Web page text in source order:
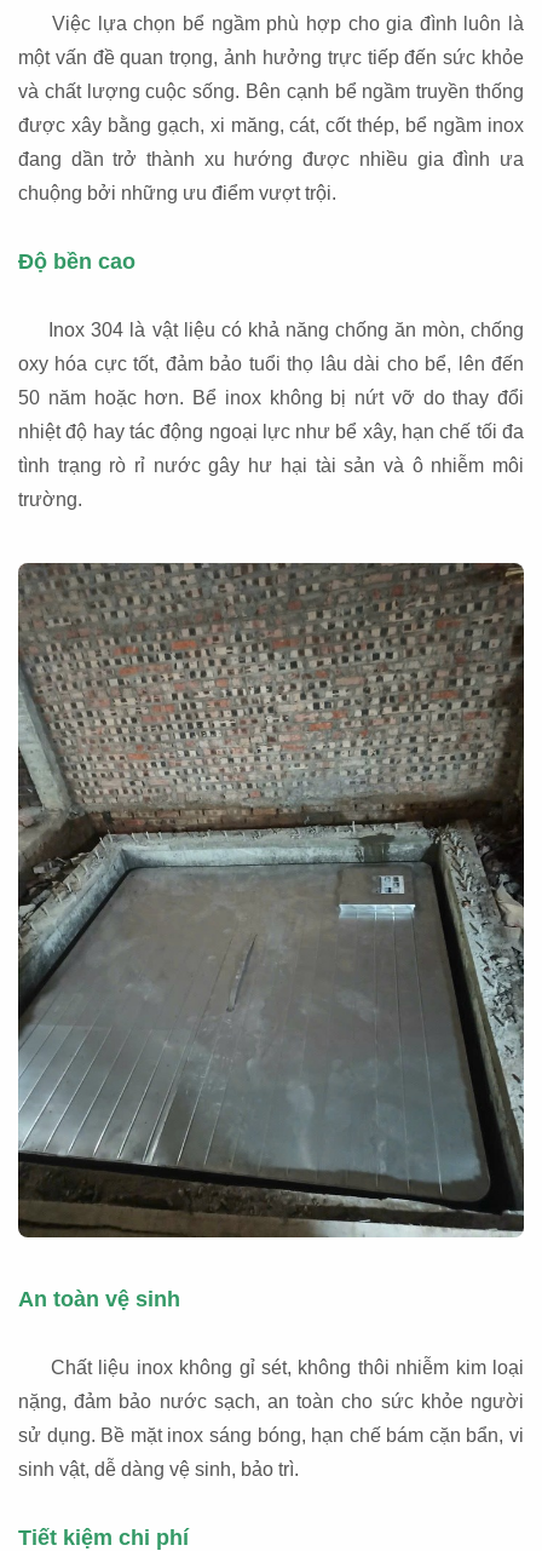
Việc lựa chọn bể ngầm phù hợp cho gia đình luôn là
một vấn đề quan trọng, ảnh hưởng trực tiếp đến sức khỏe
và chất lượng cuộc sống. Bên cạnh bể ngầm truyền thống
được xây bằng gạch, xi măng, cát, cốt thép, bể ngầm inox
đang dần trở thành xu hướng được nhiều gia đình ưa
chuộng bởi những ưu điểm vượt trội.
Độ bền cao
Inox 304 là vật liệu có khả năng chống ăn mòn, chống
oxy hóa cực tốt, đảm bảo tuổi thọ lâu dài cho bể, lên đến
50 năm hoặc hơn. Bể inox không bị nứt vỡ do thay đổi
nhiệt độ hay tác động ngoại lực như bể xây, hạn chế tối đa
tình trạng rò rỉ nước gây hư hại tài sản và ô nhiễm môi
trường.
An toàn vệ sinh
Chất liệu inox không gỉ sét, không thôi nhiễm kim loại
nặng, đảm bảo nước sạch, an toàn cho sức khỏe người
sử dụng. Bề mặt inox sáng bóng, hạn chế bám cặn bẩn, vi
sinh vật, dễ dàng vệ sinh, bảo trì.
Tiết kiệm chi phí